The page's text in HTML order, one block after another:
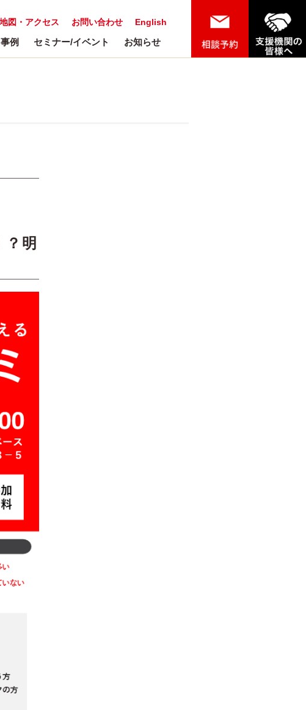
English
お問い合わせ
地図・アクセス
例 セミナー/イベント お知らせ
明